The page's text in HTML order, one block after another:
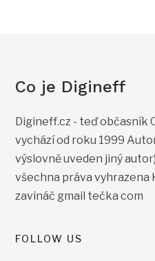
Co je Digineff
Digineff.cz - teď občasník
vychází od roku 1999
výslovně uveden jiný
všechna práva
zavináč gmail tečka com
FOLLOW US